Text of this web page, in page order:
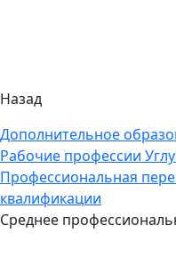
Назад
Дополнительное
Рабочие профессии
Профессиональная
квалификации
Среднее